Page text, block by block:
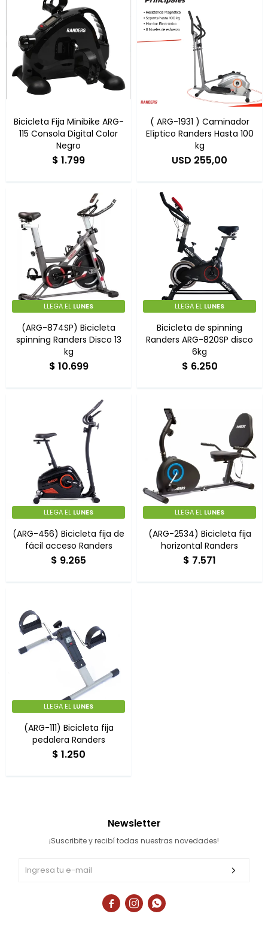
Bicicleta Fija Minibike ARG-
115 Consola Digital Color
Negro
$ 1.799
( ARG-1931 ) Caminador
Elíptico Randers Hasta 100
kg
USD 255,00
LLEGA EL LUNES
(ARG-874SP) Bicicleta
spinning Randers Disco 13
kg
$ 10.699
LLEGA EL LUNES
Bicicleta de spinning
Randers ARG-820SP disco
6kg
$ 6.250
LLEGA EL LUNES
(ARG-456) Bicicleta fija de
fácil acceso Randers
$ 9.265
LLEGA EL LUNES
(ARG-2534) Bicicleta fija
horizontal Randers
$ 7.571
LLEGA EL LUNES
(ARG-111) Bicicleta fija
pedalera Randers
$ 1.250
Newsletter
¡Suscribite y recibí todas nuestras novedades!
  
Bicicletas tradicionales